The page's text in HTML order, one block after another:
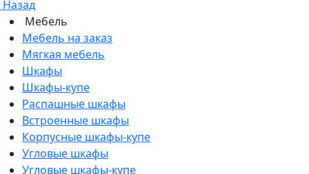
Назад
Мебель
Мебель на заказ
Мягкая мебель
Шкафы
Шкафы-купе
Распашные шкафы
Встроенные шкафы
Корпусные шкафы-купе
Угловые шкафы
Угловые шкафы-купе